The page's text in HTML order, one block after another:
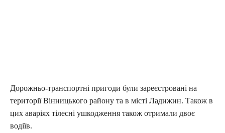
Дорожньо-транспортні пригоди були зареєстровані на
території Вінницького району та в місті Ладижин. Також в
цих аваріях тілесні ушкодження також отримали двоє
водіїв.